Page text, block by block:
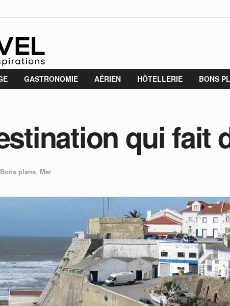
GASTRONOMIE AÉRIEN HÔTELLERIE BONS
qui fait
Bons plans, Mer